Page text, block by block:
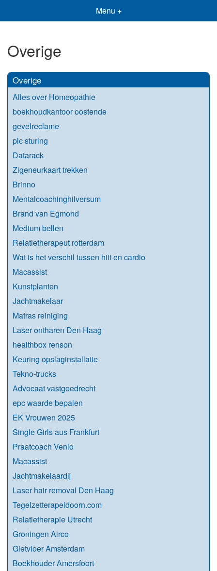
Menu +
Overige
Overige
Alles over Homeopathie
boekhoudkantoor oostende
gevelreclame
plc sturing
Datarack
Zigeneurkaart trekken
Brinno
Mentalcoachinghilversum
Brand van Egmond
Medium bellen
Relatietherapeut rotterdam
Wat is het verschil tussen hiit en cardio
Macassist
Kunstplanten
Jachtmakelaar
Matras reiniging
Laser ontharen Den Haag
healthbox renson
Keuring opslaginstallatie
Tekno-trucks
Advocaat vastgoedrecht
epc waarde bepalen
EK Vrouwen 2025
Single Girls aus Frankfurt
Praatcoach Venlo
Macassist
Jachtmakelaardij
Laser hair removal Den Haag
Tegelzetterapeldoorn.com
Relatietherapie Utrecht
Groningen Airco
Gietvloer Amsterdam
Boekhouder Amersfoort